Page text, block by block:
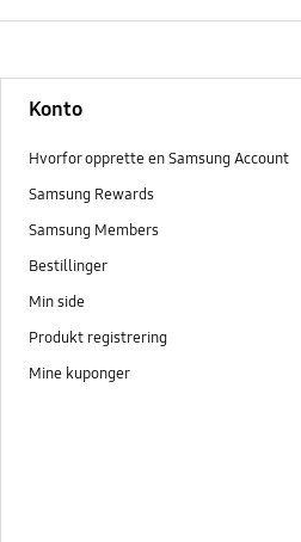
Konto
Hvorfor opprette en Samsung Account
Samsung Rewards
Samsung Members
Bestillinger
Min side
Produkt registrering
Mine kuponger